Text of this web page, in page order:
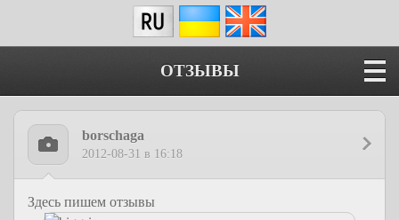
ОТЗЫВЫ
borschaga
2012-08-31 в 16:18
Здесь пишем отзывы